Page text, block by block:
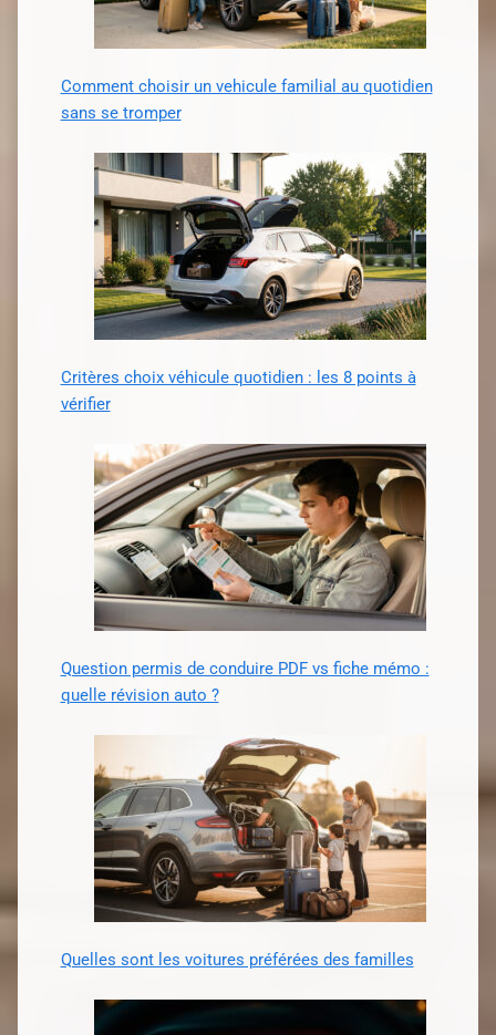
Comment choisir un vehicule familial au quotidien
sans se tromper
Critères choix véhicule quotidien : les 8 points à
vérifier
Question permis de conduire PDF vs fiche mémo :
quelle révision auto ?
Quelles sont les voitures préférées des familles